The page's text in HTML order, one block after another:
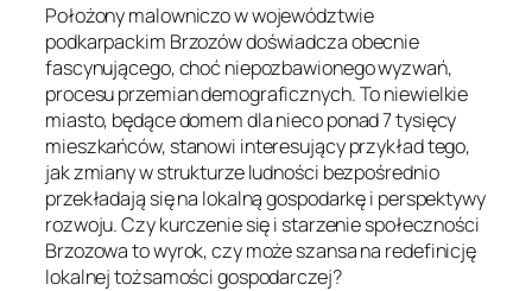
Położony malowniczo w województwie
podkarpackim Brzozów doświadcza obecnie
fascynującego, choć niepozbawionego wyzwań,
procesu przemian demograficznych. To niewielkie
miasto, będące domem dla nieco ponad 7 tysięcy
mieszkańców, stanowi interesujący przykład tego,
jak zmiany w strukturze ludności bezpośrednio
przekładają się na lokalną gospodarkę i perspektywy
rozwoju. Czy kurczenie się i starzenie społeczności
Brzozowa to wyrok, czy może szansa na redefinicję
lokalnej tożsamości gospodarczej?